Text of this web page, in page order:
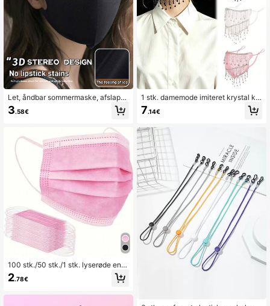
Let, åndbar sommermaske, afslapp
et ansigtsmaske med elegant gradi
entfarve og elastik til kvinder og pig
3.58€
100 stk./50 stk./1 stk. lyserøde eng
angsansigtsmasker, genanvendelig
e lyserøde masker - ikke-medicins
2.78€
1 stk. damemode imiteret krystal kv
ast åndbar højæstetisk halvmaske,
velegnet til fest og banketmatchnin
7.14€